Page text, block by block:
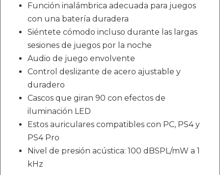
Función inalámbrica adecuada para juegos
con una batería duradera
Siéntete cómodo incluso durante las largas
sesiones de juegos por la noche
Audio de juego envolvente
Control deslizante de acero ajustable y
duradero
Cascos que giran 90 con efectos de
iluminación LED
Estos auriculares compatibles con PC, PS4 y
PS4 Pro
Nivel de presión acústica: 100 dBSPL/mW a 1
kHz